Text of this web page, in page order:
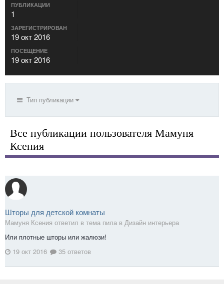
ПУБЛИКАЦИИ
1
ЗАРЕГИСТРИРОВАН
19 окт 2016
ПОСЕЩЕНИЕ
19 окт 2016
Тип публикации
Все публикации пользователя Мамуня
Ксения
Шторы для детской комнаты
Мамуня Ксения ответил в тема пила в Дизайн интерьера
Или плотные шторы или жалюзи!
19 окт 2016
35 ответов